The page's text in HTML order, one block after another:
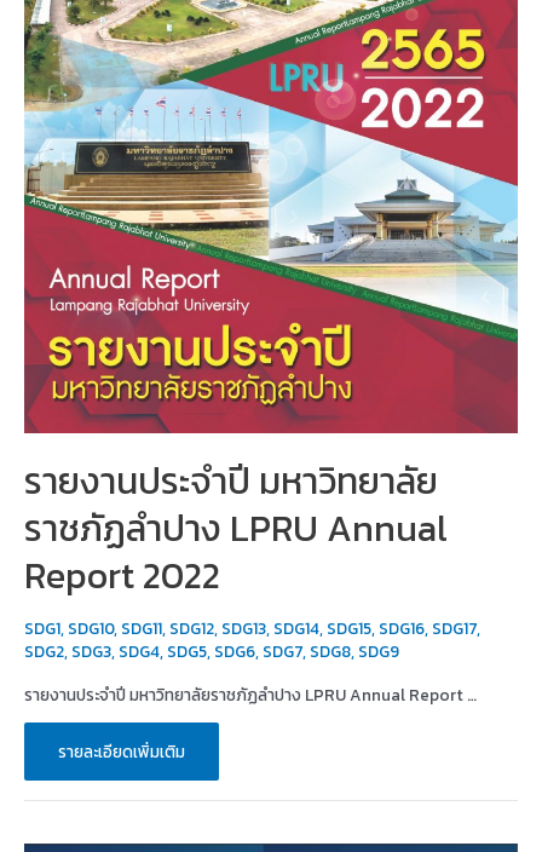
รายงานประจำปี มหาวิทยาลัย
ราชภัฏลำปาง LPRU Annual
Report 2022
SDG1, SDG10, SDG11, SDG12, SDG13, SDG14, SDG15, SDG16, SDG17,
SDG2, SDG3, SDG4, SDG5, SDG6, SDG7, SDG8, SDG9
รายงานประจำปี มหาวิทยาลัยราชภัฏลำปาง LPRU Annual Report …
รายงาน
ประจำ
ปี
ราชภัฏ
LPRU
รายละเอียดเพิ่มเติม